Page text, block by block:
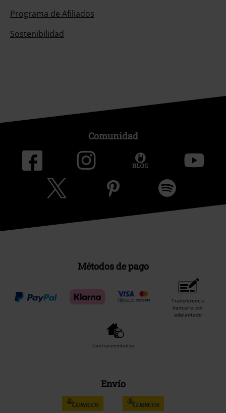
Programa de Afiliados
Sostenibilidad
Comunidad
Métodos de pago
Transferencia
bancaria por
adelantado
Contrareembolso
Envío